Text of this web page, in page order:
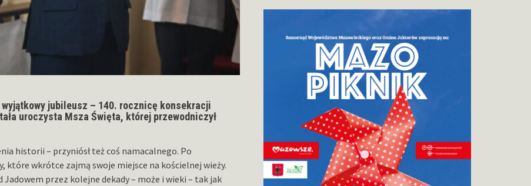
jubileusz – 140. rocznicę konsekracji
uroczysta Msza Święta, której przewodniczył
historii – przyniósł też coś namacalnego. Po
które wkrótce zajmą swoje miejsce na kościelnej wieży.
przez kolejne dekady – może i wieki – tak jak